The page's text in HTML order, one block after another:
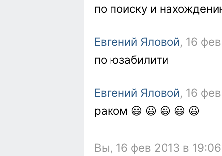
по поиску и
Евгений Яловой, 16
по юзабилити
Евгений Яловой, 16
раком 😃 😃 😃 😃 😃
Вы, 16 фев 2013 в